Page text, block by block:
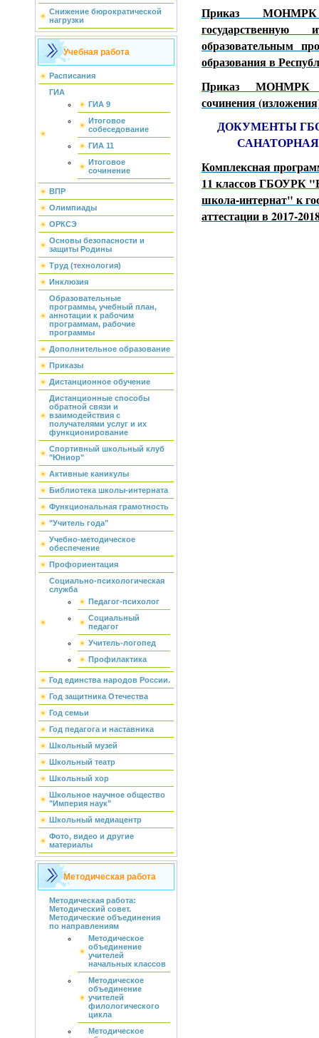
Снижение бюрократической
нагрузки
Учебная работа
Расписания
ГИА
ГИА 9
Итоговое
собеседование
ГИА 11
Итоговое
сочинение
ВПР
Олимпиады
ОРКСЭ
Основы безопасности и
защиты Родины
Труд (технология)
Инклюзия
Образовательные
программы, учебный план,
аннотации к рабочим
программам, рабочие
программы
Дополнительное образование
Приказы
Дистанционное обучение
Дистанционные способы
обратной связи и
взаимодействия с
получателями услуг и их
функционирование
Спортивный школьный клуб
"Юниор"
Активные каникулы
Библиотека школы-интерната
Функциональная грамотность
"Учитель года"
Учебно-методическое
обеспечение
Профориентация
Социально-психологическая
служба
Педагог-психолог
Социальный
педагог
Учитель-логопед
Профилактика
Год единства народов России.
Год защитника Отечества
Год семьи
Год педагога и наставника
Школьный музей
Школьный театр
Школьный хор
Школьное научное общество
"Империя наук"
Школьный медиацентр
Фото, видео и другие
материалы
Методическая работа
Методическая работа:
Методический совет.
Методические объединения
по направлениям
Методическое
объединение
учителей
начальных классов
Методическое
объединение
учителей
филологического
цикла
Методическое
Приказ
образовательным
образования в
Приказ МОНМРК
сочинения
ДОКУМЕНТЫ
Комплексная
11 классов ГБОУРК
школа-интернат" к
аттестации в 2017-